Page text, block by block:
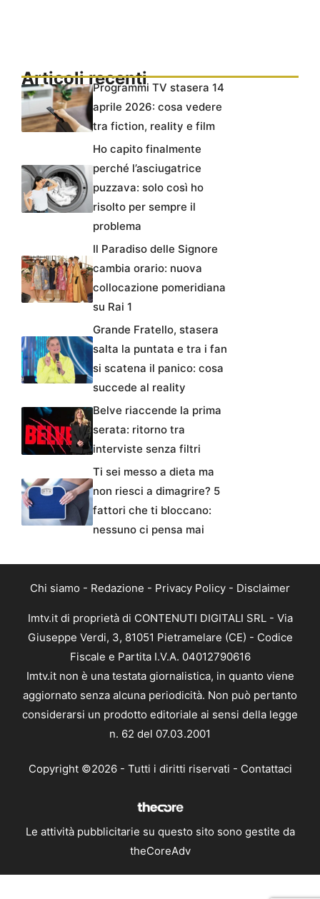
Articoli recentiProgrammi TV stasera 14
aprile 2026: cosa vedere
tra fiction, reality e film
Ho capito finalmente
perché l’asciugatrice
puzzava: solo così ho
risolto per sempre il
problema
Il Paradiso delle Signore
cambia orario: nuova
collocazione pomeridiana
su Rai 1
Grande Fratello, stasera
salta la puntata e tra i fan
si scatena il panico: cosa
succede al reality
Belve riaccende la prima
serata: ritorno tra
interviste senza filtri
Ti sei messo a dieta ma
non riesci a dimagrire? 5
fattori che ti bloccano:
nessuno ci pensa mai
Chi siamo - Redazione - Privacy Policy - Disclaimer
Imtv.it di proprietà di CONTENUTI DIGITALI SRL - Via
Giuseppe Verdi, 3, 81051 Pietramelare (CE) - Codice
Fiscale e Partita I.V.A. 04012790616
Imtv.it non è una testata giornalistica, in quanto viene
aggiornato senza alcuna periodicità. Non può pertanto
considerarsi un prodotto editoriale ai sensi della legge
n. 62 del 07.03.2001
Copyright ©2026 - Tutti i diritti riservati - Contattaci
Le attività pubblicitarie su questo sito sono gestite da
theCoreAdv